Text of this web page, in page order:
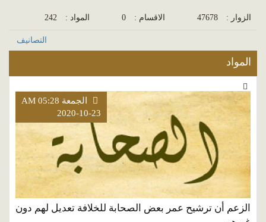
الزوار : 47678 الاقسام : 0 المواد : 242
التصانيف
المواد
الجمعة AM 05:28
2020-10-23
الزعم أن ترشيح عمر بعض الصحابة للخلافة تعديل لهم دون